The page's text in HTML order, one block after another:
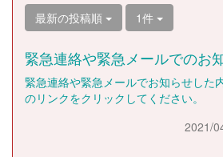
最新の投稿順 1件
緊急連絡や緊急メールでのお
緊急連絡や緊急メールでお知らせした
のリンクをクリックしてください。
2021/